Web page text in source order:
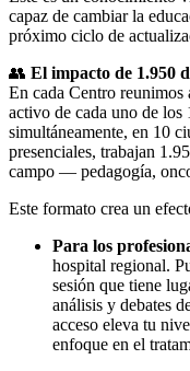
capaz de cambiar la
próximo ciclo de
👥 El impacto de 1.950
En cada Centro reunimos
activo de cada uno de los
simultáneamente, en 10
presenciales, trabajan
campo — pedagogía,
Este formato crea un
Para los
hospital regional.
sesión que tiene
análisis y debates
acceso eleva tu
enfoque en el